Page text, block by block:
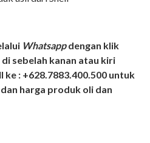
Whatsappdengan klik
sebelah kanan atau kiri
ke : +628.7883.400.500 untuk
harga produk oli dan